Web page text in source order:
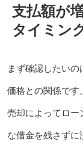
支払額が
タイミン
まず確認したい
価格との関係です。
売却によってロー
な借金を残さずに